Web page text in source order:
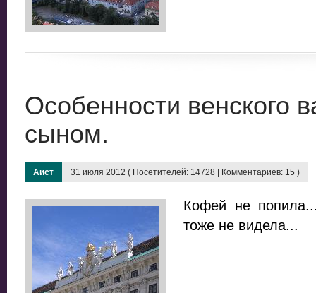
Особенности венского
сыном.
Аист 31 июля 2012 ( Посетителей: 14728 | Комментариев: 15 )
Кофей не
тоже не видела...